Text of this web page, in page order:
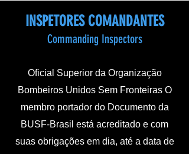
INSPETORES COMANDANTES
Commanding Inspectors
Oficial Superior da Organização
Bombeiros Unidos Sem Fronteiras O
membro portador do Documento da
BUSF-Brasil está acreditado e com
suas obrigações em dia, até a data de